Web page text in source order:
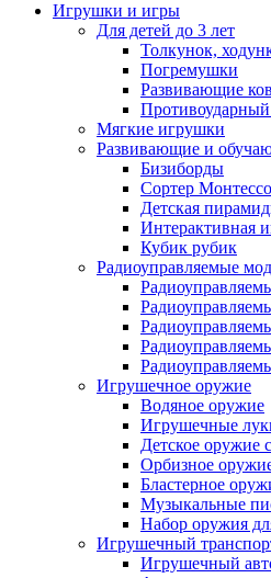
Игрушки и игры
Для детей до 3 лет
Толкунок,
Погремушки
Развивающие
Мягкие игрушки
Развивающие и
Бизиборды
Сортер
Детская
Интерактивная
Кубик рубик
Радиоуправляемые
Игрушечное оружие
Водяное оружие
Игрушечные
Детское оружие
Орбизное
Бластерное
Музыкальные
Набор оружия
Игрушечный
Игрушечный